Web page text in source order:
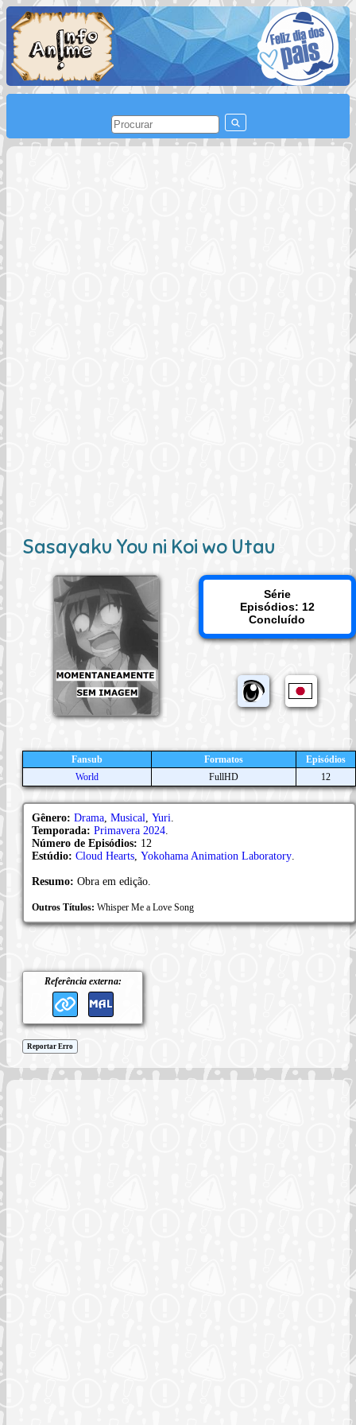
Sasayaku You ni Koi wo Utau
Série
Episódios: 12
Concluído
Fansub Formatos
Episódios
World
FullHD 12
Gênero: Drama Musical Yuri
Temporada: Primavera 2024
Número de Episódios: 12
Estúdio: Cloud Hearts Yokohama Animation Laboratory
Resumo: Obra em edição.
Outros Títulos: Whisper Me a Love Song
Referência externa:
Reportar Erro